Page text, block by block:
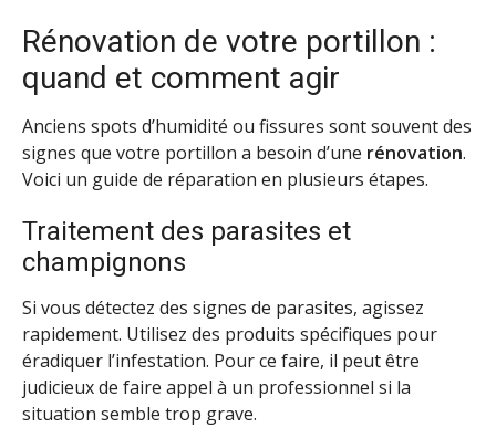
Rénovation de votre portillon :
quand et comment agir
Anciens spots d’humidité ou fissures sont souvent des
signes que votre portillon a besoin d’une rénovation.
Voici un guide de réparation en plusieurs étapes.
Traitement des parasites et
champignons
Si vous détectez des signes de parasites, agissez
rapidement. Utilisez des produits spécifiques pour
éradiquer l’infestation. Pour ce faire, il peut être
judicieux de faire appel à un professionnel si la
situation semble trop grave.